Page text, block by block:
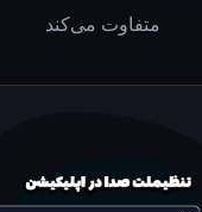
می‌کند